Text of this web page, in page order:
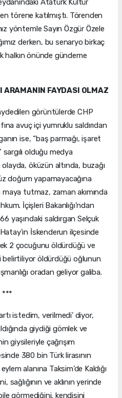
Atatürk Kültür
törene katılmıştı. Törenden
yöntemle Sayın Özgür Özele
derken, bu senaryo birkaç
halkın önünde gündeme
ARAMANIN FAYDASI OLMAZ
görüntülerde CHP
avuç içi yumruklu saldırıdan
ise, “baş parmağı, işaret
sargılı olduğu medya
öküzün altında, buzağı
doğum yapamayacağına
tutmaz, zaman akımında
İçişleri Bakanlığı'ndan
yaşındaki saldırgan Selçuk
İskenderun ilçesinde
2 çocuğunu öldürdüğü ve
belirtiliyor öldürdüğü oğlunun
oradan geliyor galiba.
***
istedim, verilmedi' diyor,
giydiği gömlek ve
giysileriyle çağrışım
380 bin Türk lirasının
alanına Taksim’de Kaldığı
sağlığının ve aklının yerinde
görmediğini, kendisini